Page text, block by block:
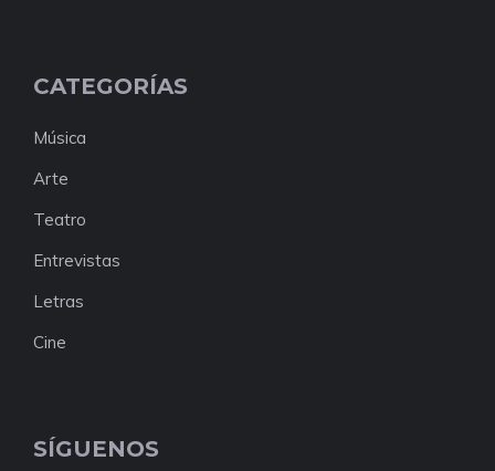
CATEGORÍAS
Música
Arte
Teatro
Entrevistas
Letras
Cine
SÍGUENOS